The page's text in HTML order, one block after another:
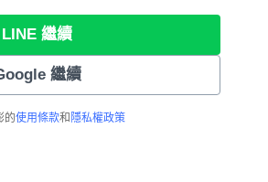
繼續
繼續
的使用條款和 隱私權政策